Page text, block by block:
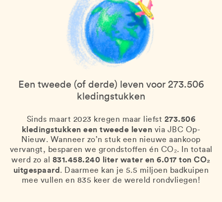
Een tweede (of derde) leven voor 273.506
kledingstukken
Sinds maart 2023 kregen maar liefst 273.506
kledingstukken een tweede leven via JBC Op-
Nieuw. Wanneer zo’n stuk een nieuwe aankoop
vervangt, besparen we grondstoffen én CO₂. In totaal
werd zo al 831.458.240 liter water en 6.017 ton CO₂
uitgespaard. Daarmee kan je 5.5 miljoen badkuipen
mee vullen en 835 keer de wereld rondvliegen!